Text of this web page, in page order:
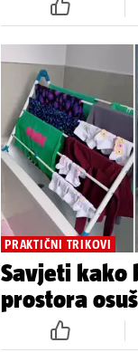
PRAKTIČNI TRIKOVI
Savjeti kako
prostora